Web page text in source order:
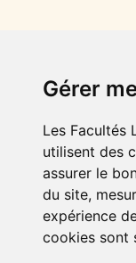
Gérer
Les Facultés
utilisent des
assurer le
du site,
expérience
cookies sont